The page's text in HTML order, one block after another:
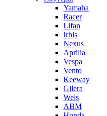
Yamaha
Racer
Lifan
Irbis
Nexus
Aprilia
Vespa
Vento
Keeway
Gilera
Wels
ABM